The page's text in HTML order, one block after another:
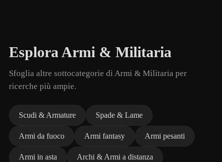
Esplora Armi & Militaria
Sfoglia altre sottocategorie di Armi & Militaria per
ricerche più ampie.
Scudi & Armature Spade & Lame
Armi da fuoco Armi fantasy Armi pesanti
Armi in asta Archi & Armi a distanza